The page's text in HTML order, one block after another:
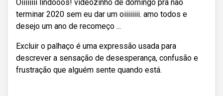
Oiiiiiiii lindooos! videozinho de domingo pra não
terminar 2020 sem eu dar um oiiiiiiii. amo todos e
desejo um ano de recomeço ...
Excluir o palhaço é uma expressão usada para
descrever a sensação de desesperança, confusão e
frustração que alguém sente quando está.